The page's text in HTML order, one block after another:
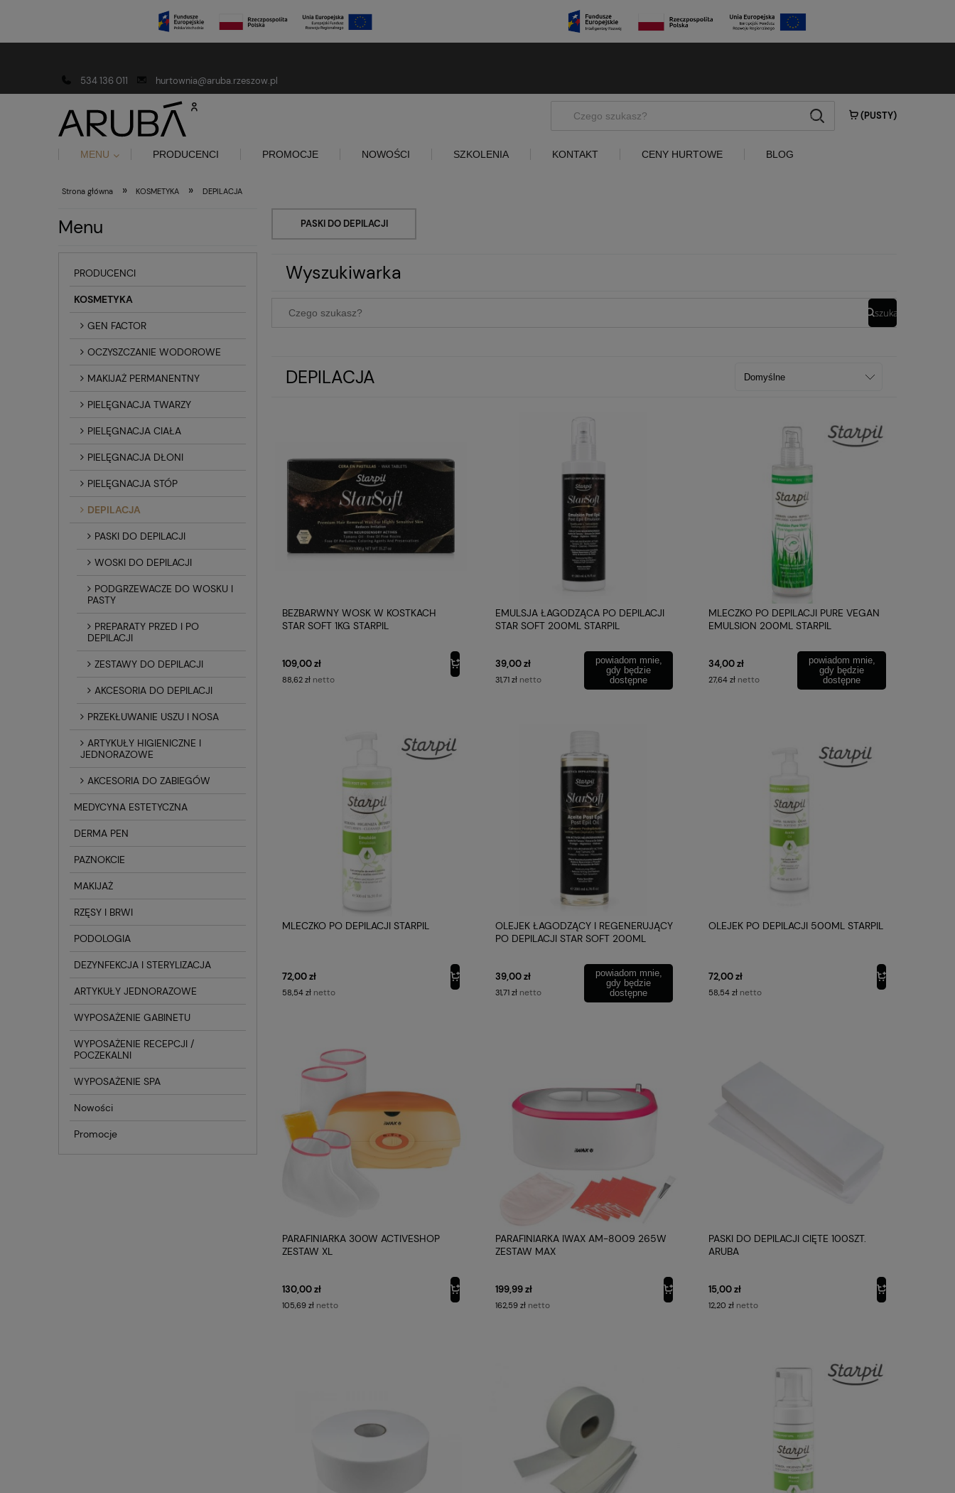
534 136 011
hurtownia@aruba.rzeszow.pl
(PUSTY)
szukaj
MENU PRODUCENCI PROMOCJE NOWOŚCI SZKOLENIA KONTAKT CENY HURTOWE BLOG
Strona główna » KOSMETYKA » DEPILACJA
Menu
PRODUCENCI
KOSMETYKA
GEN FACTOR
OCZYSZCZANIE WODOROWE
MAKIJAŻ PERMANENTNY
PIELĘGNACJA TWARZY
PIELĘGNACJA CIAŁA
PIELĘGNACJA DŁONI
PIELĘGNACJA STÓP
DEPILACJA
PASKI DO DEPILACJI
WOSKI DO DEPILACJI
PODGRZEWACZE DO WOSKU I
PASTY
PREPARATY PRZED I PO
DEPILACJI
ZESTAWY DO DEPILACJI
AKCESORIA DO DEPILACJI
PRZEKŁUWANIE USZU I NOSA
ARTYKUŁY HIGIENICZNE I
JEDNORAZOWE
AKCESORIA DO ZABIEGÓW
MEDYCYNA ESTETYCZNA
DERMA PEN
PAZNOKCIE
MAKIJAŻ
RZĘSY I BRWI
PODOLOGIA
DEZYNFEKCJA I STERYLIZACJA
ARTYKUŁY JEDNORAZOWE
WYPOSAŻENIE GABINETU
WYPOSAŻENIE RECEPCJI /
POCZEKALNI
WYPOSAŻENIE SPA
Nowości
Promocje
PASKI DO DEPILACJI
Wyszukiwarka
szukaj
DEPILACJA
BEZBARWNY WOSK W KOSTKACH
STAR SOFT 1KG STARPIL
109,00 zł
88,62 zł netto
EMULSJA ŁAGODZĄCA PO DEPILACJI
STAR SOFT 200ML STARPIL
39,00 zł
31,71 zł netto
powiadom mnie,
gdy będzie
dostępne
MLECZKO PO DEPILACJI PURE VEGAN
EMULSION 200ML STARPIL
34,00 zł
27,64 zł netto
powiadom mnie,
gdy będzie
dostępne
MLECZKO PO DEPILACJI STARPIL
72,00 zł
58,54 zł netto
OLEJEK ŁAGODZĄCY I REGENERUJĄCY
PO DEPILACJI STAR SOFT 200ML
39,00 zł
31,71 zł netto
powiadom mnie,
gdy będzie
dostępne
OLEJEK PO DEPILACJI 500ML STARPIL
72,00 zł
58,54 zł netto
PARAFINIARKA 300W ACTIVESHOP
ZESTAW XL
130,00 zł
105,69 zł netto
PARAFINIARKA IWAX AM-8009 265W
ZESTAW MAX
199,99 zł
162,59 zł netto
PASKI DO DEPILACJI CIĘTE 100SZT.
ARUBA
15,00 zł
12,20 zł netto